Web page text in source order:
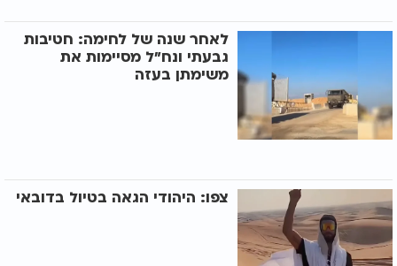
לאחר שנה של לחימה: חטיבות
גבעתי ונח"ל מסיימות את
משימתן בעזה
צפו: היהודי הגאה בטיול בדובאי